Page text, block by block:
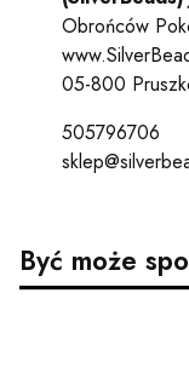
Obrońców
05-800
505796706
Być może